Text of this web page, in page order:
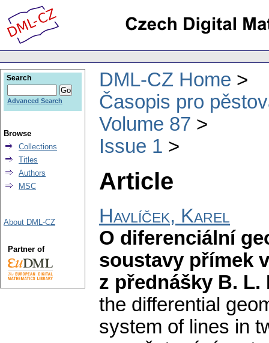
DML-CZ Home
Časopis pro
Volume 87
Issue 1
Article
Havlíček, Karel
O diferenciální
soustavy přímek
z přednášky B. L.
the differential
system of lines in
Search
Advanced Search
Browse
Collections
Titles
Authors
MSC
About DML-CZ
Partner of